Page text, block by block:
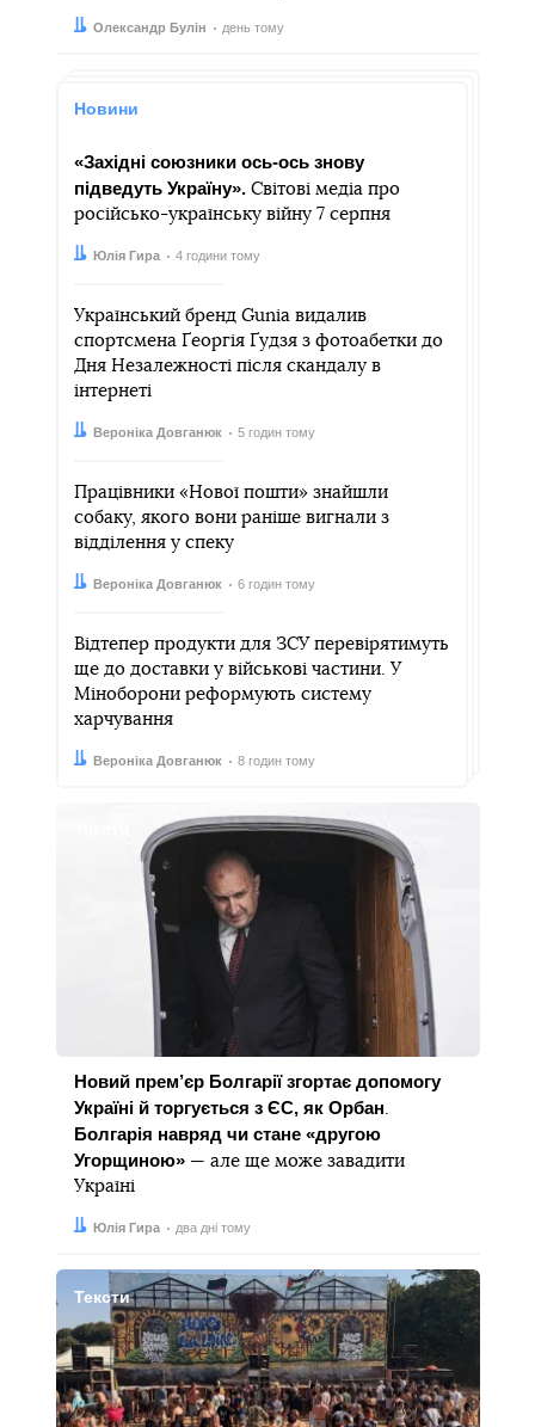
Автор:
Олександр Булін
Дата: день тому
Новини
«Західні союзники ось-ось знову
підведуть Україну». Світові медіа про
російсько-українську війну 7 серпня
Автор:
Юлія Гира
Дата: 4 години тому
Український бренд Gunia видалив
спортсмена Ґеоргія Ґудзя з фотоабетки до
Дня Незалежності після скандалу в
інтернеті
Автор:
Вероніка Довганюк
Дата: 5 годин тому
Працівники «Нової пошти» знайшли
собаку, якого вони раніше вигнали з
відділення у спеку
Автор:
Вероніка Довганюк
Дата: 6 годин тому
Відтепер продукти для ЗСУ перевірятимуть
ще до доставки у військові частини. У
Міноборони реформують систему
харчування
Автор:
Вероніка Довганюк
Дата: 8 годин тому
Новий прем’єр Болгарії згортає допомогу
Україні й торгується з ЄС, як Орбан
Болгарія навряд чи стане «другою
Угорщиною» — але ще може завадити
Україні
Автор:
Юлія Гира
Дата: два дні тому
Тексти